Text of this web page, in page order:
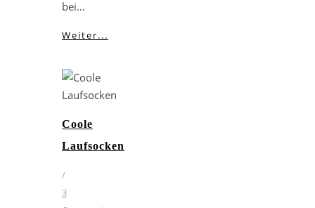
bei…
Weiter...
Coole
Laufsocken
/
3